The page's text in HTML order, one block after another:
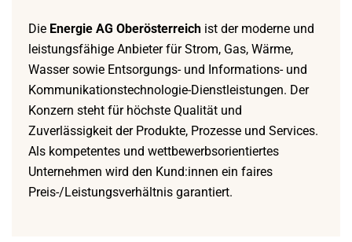
Die Energie AG Oberösterreichist der moderne und
leistungsfähige Anbieter für Strom, Gas, Wärme,
Wasser sowie Entsorgungs- und Informations- und
Kommunikationstechnologie-Dienstleistungen. Der
Konzern steht für höchste Qualität und
Zuverlässigkeit der Produkte, Prozesse und Services.
Als kompetentes und wettbewerbsorientiertes
Unternehmen wird den Kund:innen ein faires
Preis-/Leistungsverhältnis garantiert.